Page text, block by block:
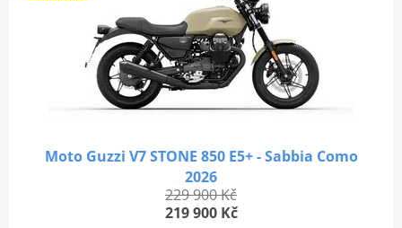
Moto Guzzi V7 STONE 850 E5+ - Sabbia Como
2026
229 900 Kč
219 900 Kč